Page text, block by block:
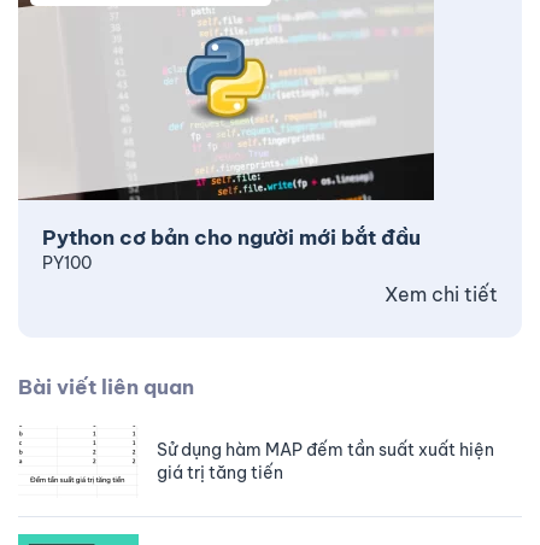
Python cơ bản cho người mới bắt đầu
PY100
Xem chi tiết
Bài viết liên quan
Sử dụng hàm MAP đếm tần suất xuất hiện
giá trị tăng tiến